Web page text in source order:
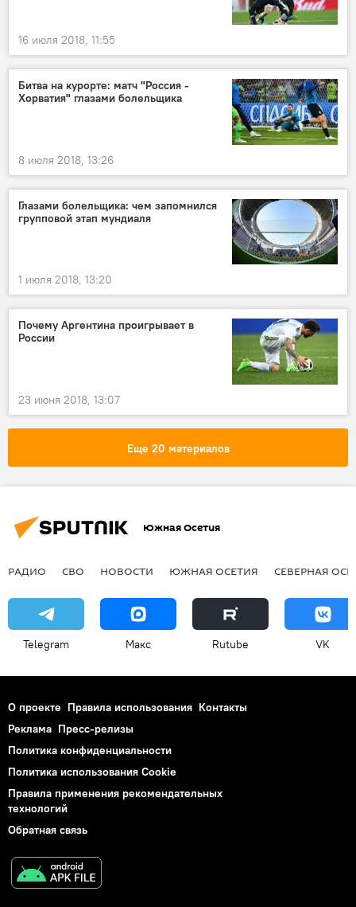
16 июля 2018, 11:55
Битва на курорте: матч "Россия -
Хорватия" глазами болельщика
8 июля 2018, 13:26
Глазами болельщика: чем запомнился
групповой этап мундиаля
1 июля 2018, 13:20
Почему Аргентина проигрывает в
России
23 июня 2018, 13:07
Еще 20 материалов
Южная Осетия
РАДИО СВО НОВОСТИ ЮЖНАЯ ОСЕТИЯ СЕВЕРНАЯ
Telegram Макс Rutube VK
О проекте Правила использования Контакты
Реклама Пресс-релизы
Политика конфиденциальности
Политика использования Cookie
Правила применения рекомендательных
технологий
Обратная связь